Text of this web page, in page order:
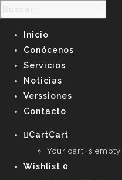
Inicio
Conócenos
Servicios
Noticias
Verssiones
Contacto
CartCart
Your cart is empty.
Wishlist 0